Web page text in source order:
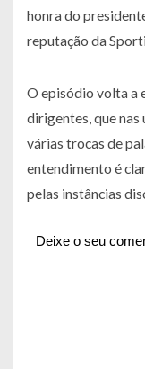
honra do
reputação da
O episódio volta a
dirigentes, que
várias trocas de
entendimento é
pelas instâncias
Deixe o seu